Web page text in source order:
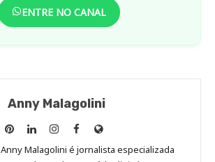
ENTRE NO CANAL
Anny Malagolini
Anny
Malagolini
Anny
Malagolini
Anny
Malagolini
Anny
Malagolini
Site
de
Anny Malagolini é jornalista especializada